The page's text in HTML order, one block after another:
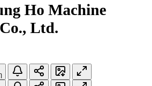
Ho Machine
Ltd.